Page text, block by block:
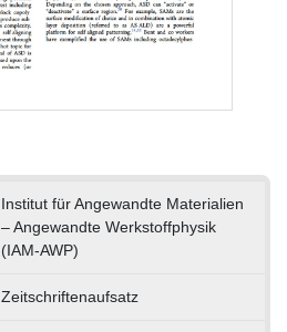
Institut für Angewandte Materialien
– Angewandte Werkstoffphysik
(IAM-AWP)
Zeitschriftenaufsatz